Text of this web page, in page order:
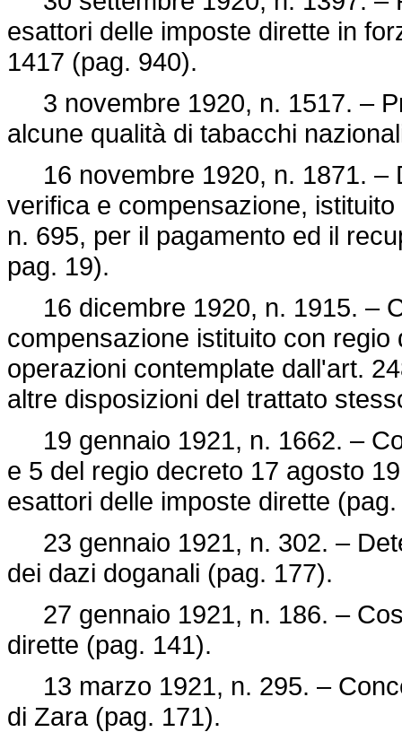
esattori delle imposte dirette in
1417 (pag. 940).
3 novembre 1920, n. 1517. –
alcune qualità di tabacchi
16 novembre 1920, n. 1871. –
verifica e compensazione,
n. 695, per il pagamento ed il
pag. 19).
16 dicembre 1920, n. 1915. –
compensazione istituito con regio
operazioni contemplate dall'art.
altre disposizioni del trattato
19 gennaio 1921, n. 1662. –
e 5 del regio decreto 17 agosto
esattori delle imposte dirette
23 gennaio 1921, n. 302. –
dei dazi doganali (pag. 177).
27 gennaio 1921, n. 186. –
dirette (pag. 141).
13 marzo 1921, n. 295. –
di Zara (pag. 171).